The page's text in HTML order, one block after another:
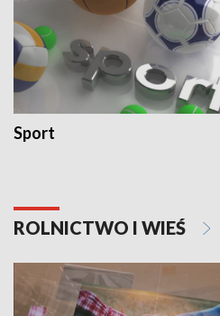
Sport
ROLNICTWO I WIEŚ